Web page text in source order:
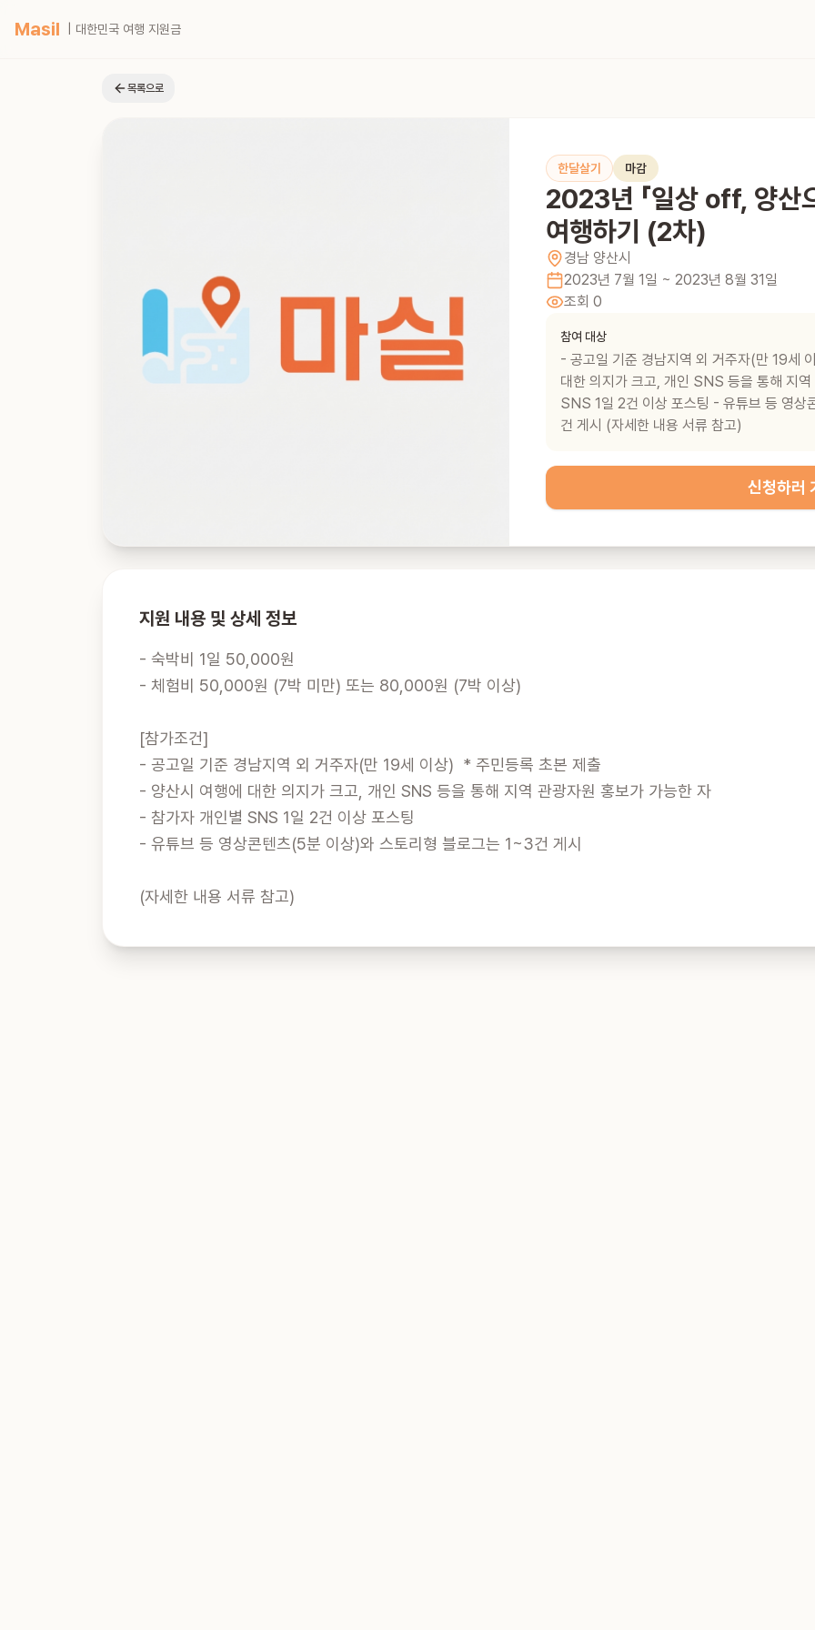
Masil | 대한민국 여행 지원금
목록으로
한달살기 마감
2023년 「일상 off, 양산
여행하기 (2차)
경남 양산시
2023년 7월 1일 ~ 2023년 8월 31일
조회0
참여 대상
- 공고일 기준 경남지역 외 거주자(만 19세
대한 의지가 크고, 개인 SNS 등을 통해 지
SNS 1일 2건 이상 포스팅 - 유튜브 등 영
건 게시 (자세한 내용 서류 참고)
신청하러
지원 내용 및 상세 정보
- 숙박비 1일 50,000원
- 체험비 50,000원 (7박 미만) 또는 80,000원 (7박 이상)
[참가조건]
- 공고일 기준 경남지역 외 거주자(만 19세 이상)  * 주민등록 초본 제출
- 양산시 여행에 대한 의지가 크고, 개인 SNS 등을 통해 지역 관광자원 홍보가 가능한 자
- 참가자 개인별 SNS 1일 2건 이상 포스팅
- 유튜브 등 영상콘텐츠(5분 이상)와 스토리형 블로그는 1~3건 게시
(자세한 내용 서류 참고)